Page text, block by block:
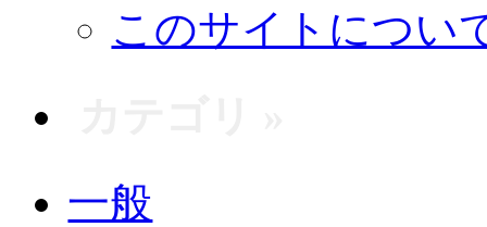
このサイトについ
一般